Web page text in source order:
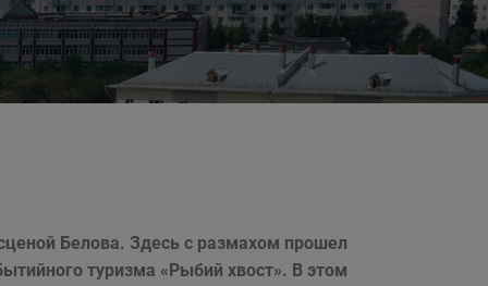
Белова. Здесь с размахом прошел
туризма «Рыбий хвост». В этом